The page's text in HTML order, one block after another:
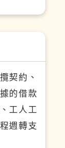
契約、
的借款
工人工
週轉支